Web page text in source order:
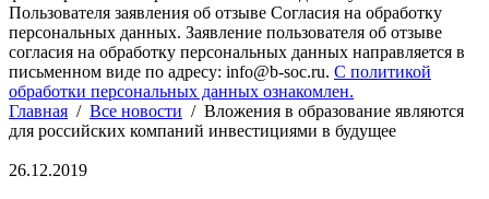
Пользователя заявления об отзыве Согласия на обработку
персональных данных. Заявление пользователя об отзыве
согласия на обработку персональных данных направляется в
письменном виде по адресу: info@b-soc.ru. С политикой
обработки персональных данных ознакомлен.
Главная / Все новости / Вложения в образование являются
для российских компаний инвестициями в будущее
26.12.2019